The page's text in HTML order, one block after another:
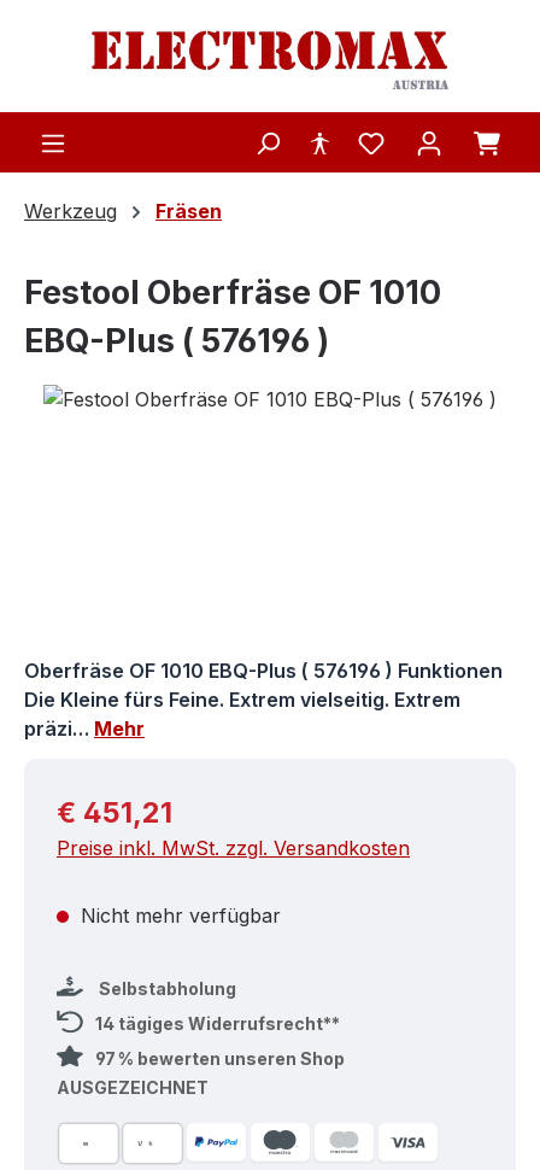
Zum Hauptinhalt springen
Werkzeug Fräsen
Festool Oberfräse OF 1010
EBQ-Plus ( 576196 )
Bildergalerie überspringen
Oberfräse OF 1010 EBQ-Plus ( 576196 ) Funktionen
Die Kleine fürs Feine. Extrem vielseitig. Extrem
präzi… Mehr
Regulärer Preis:
€ 451,21
Preise inkl. MwSt. zzgl. Versandkosten
Nicht mehr verfügbar
Selbstabholung
14 tägiges Widerrufsrecht**
97 % bewerten unseren Shop
AUSGEZEICHNET